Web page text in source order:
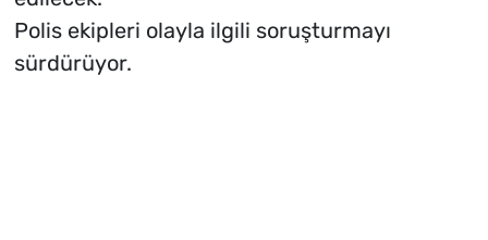
Polis ekipleri olayla ilgili soruşturmayı
sürdürüyor.